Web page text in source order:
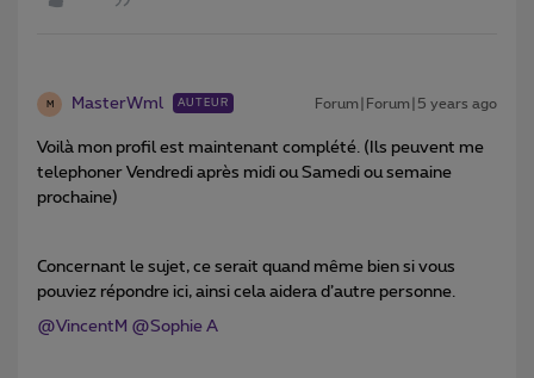
M MasterWml AUTEUR Forum|Forum|5 years ago
Voilà mon profil est maintenant complété. (Ils peuvent me
telephoner Vendredi après midi ou Samedi ou semaine
prochaine)
Concernant le sujet, ce serait quand même bien si vous
pouviez répondre ici, ainsi cela aidera d’autre personne.
@VincentM @Sophie A